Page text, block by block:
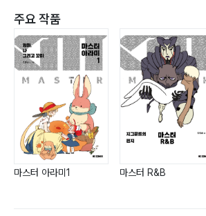
주요 작품
마스터 아라미1 마스터 R&B